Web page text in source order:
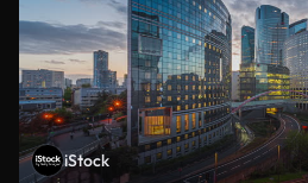
iStock